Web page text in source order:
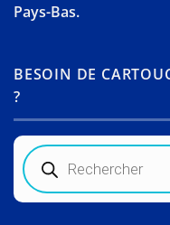
Pays-Bas.
BESOIN DE
?
Recherche
de
produits